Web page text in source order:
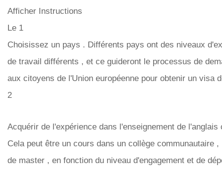
Afficher Instructions
Le 1
Choisissez un pays . Différents pays ont des niveaux
de travail différents , et ce guideront le processus de
aux citoyens de l'Union européenne pour obtenir un visa
2
Acquérir de l'expérience dans l'enseignement de
Cela peut être un cours dans un collège communautaire
de master , en fonction du niveau d'engagement et de